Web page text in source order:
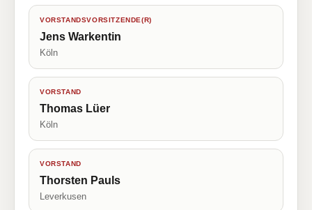
VORSTANDSVORSITZENDE(R)
Jens Warkentin
Köln
VORSTAND
Thomas Lüer
Köln
VORSTAND
Thorsten Pauls
Leverkusen